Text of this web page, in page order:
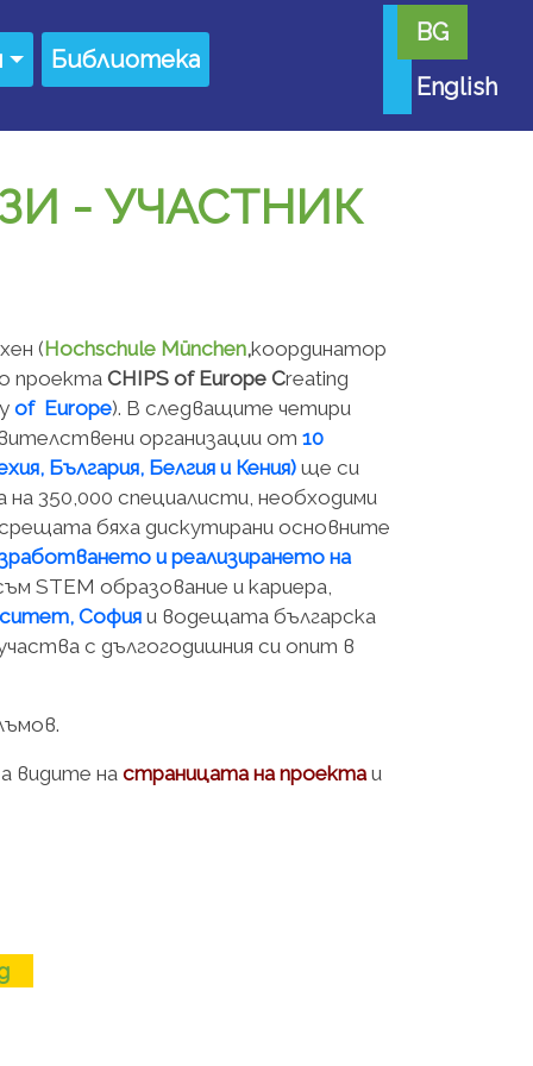
Библиотека
BG
English
- УЧАСТНИК
(Hochschule München,координатор
проектаCHIPS of Europe Creating
of Europe). В следващите четири
организации от10
България, Белгия и Кения)ще си
350,000 специалисти, необходими
бяха дискутирани основните
и реализирането на
STEM образование и кариера,
София и водещата българска
с дългогодишния си опит в
видите настраницата на проекта и